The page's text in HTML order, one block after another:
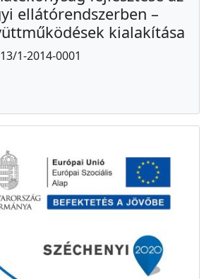
ellátórendszerben –
kialakítása
1-2014-0001